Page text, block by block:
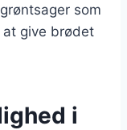
som
give brødet
i